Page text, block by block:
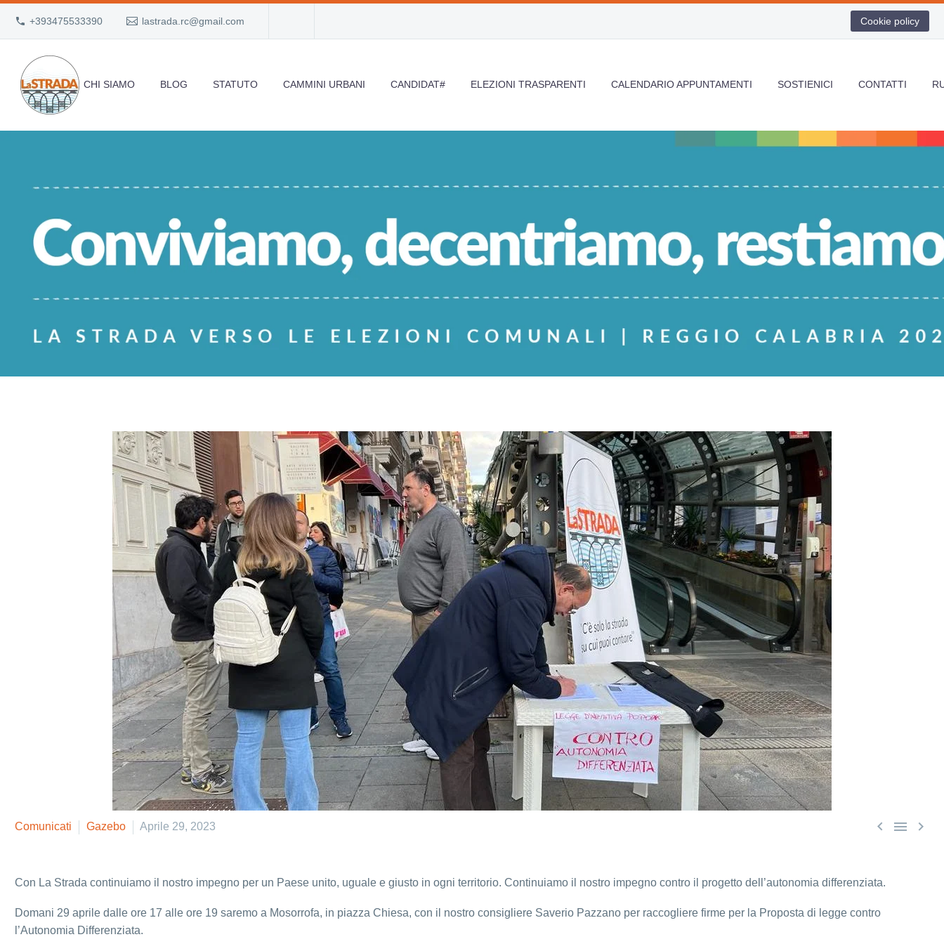
+393475533390 lastrada.rc@gmail.com Cookie policy
CHI SIAMO BLOG STATUTO CAMMINI URBANI CANDIDAT# ELEZIONI TRASPARENTI CALENDARIO APPUNTAMENTI SOSTIENICI CONTATTI
  
Comunicati Gazebo Aprile 29, 2023
Con La Strada continuiamo il nostro impegno per un Paese unito, uguale e giusto in ogni territorio. Continuiamo il nostro impegno contro il progetto dell’autonomia differenziata.
Domani 29 aprile dalle ore 17 alle ore 19 saremo a Mosorrofa, in piazza Chiesa, con il nostro consigliere Saverio Pazzano per raccogliere firme per la Proposta di legge contro
l’Autonomia Differenziata.